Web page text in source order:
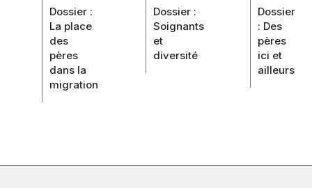
Dossier :
La place
des
pères
dans la
migration
Dossier :
Soignants
et
diversité
Dossier
: Des
pères
ici et
ailleurs